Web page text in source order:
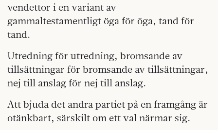
vendettor i en variant av
gammaltestamentligt öga för öga, tand för
tand.
Utredning för utredning, bromsande av
tillsättningar för bromsande av tillsättningar,
nej till anslag för nej till anslag.
Att bjuda det andra partiet på en framgång är
otänkbart, särskilt om ett val närmar sig.